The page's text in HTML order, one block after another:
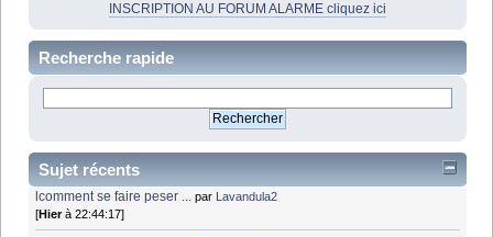
INSCRIPTION AU FORUM ALARME cliquez ici
Recherche rapide
Sujet récents
lcomment se faire peser ... par Lavandula2
[Hierà 22:44:17]